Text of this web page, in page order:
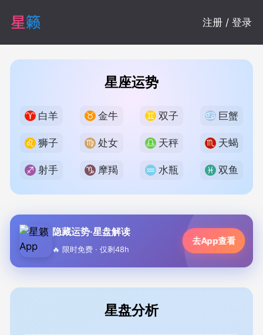
注册 / 登录
星座运势
白羊 金牛 双子 巨蟹
狮子 处女 天秤 天蝎
射手 摩羯 水瓶 双鱼
隐藏运势·星盘解读
🔥 限时免费 · 仅剩48h
去App查看
星盘分析